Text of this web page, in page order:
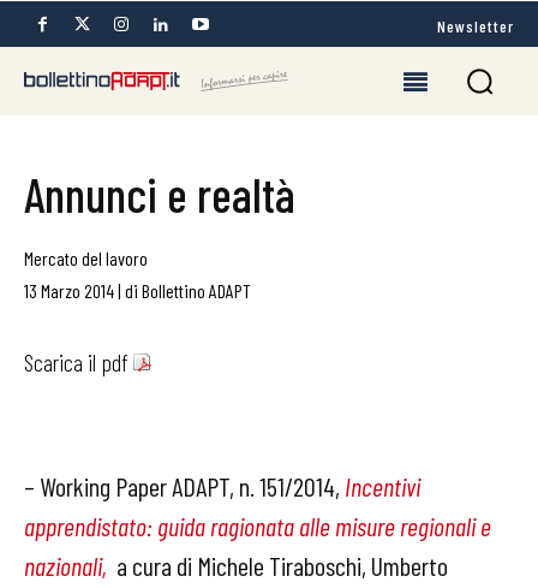
Newsletter
Annunci e realtà
Mercato del lavoro
13 Marzo 2014| di Bollettino ADAPT
Scarica il pdf
– Working Paper ADAPT, n. 151/2014, Incentivi
apprendistato: guida ragionata alle misure regionali e
nazionali, a cura di Michele Tiraboschi, Umberto